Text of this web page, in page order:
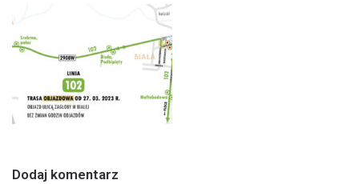
Dodaj komentarz